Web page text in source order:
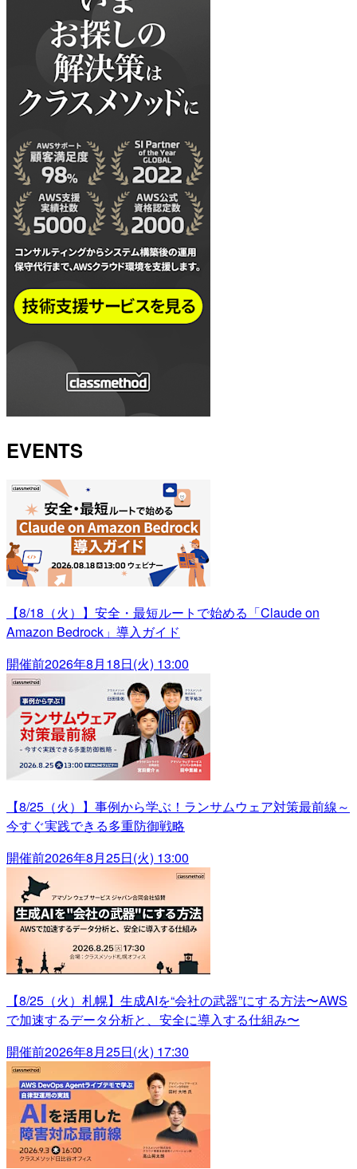
EVENTS
【8/18（火）】安全・最短ルートで始める「Claude on
Amazon Bedrock」導入ガイド
開催前2026年8月18日(火) 13:00
【8/25（火）】事例から学ぶ！ランサムウェア対策最前線～
今すぐ実践できる多重防御戦略
開催前2026年8月25日(火) 13:00
【8/25（火）札幌】生成AIを“会社の武器”にする方法〜AWS
で加速するデータ分析と、安全に導入する仕組み〜
開催前2026年8月25日(火) 17:30